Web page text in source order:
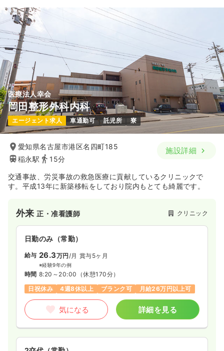
医療法人幸会
岡田整形外科内科
エージェント求人 車通勤可 託児所 寮
愛知県名古屋市港区名四町185
稲永駅
15分
施設詳細
交通事故、労災事故の救急医療に貢献しているクリニックで
す。平成13年に新築移転をしており院内もとても綺麗です。
外来正・准看護師 クリニック
日勤のみ（常勤）
給与 26.3万円/月 賞与5ヶ月
※経験9年の例
時間 8:20～20:00 （休憩170分）
日祝休み
4週8休以上 ブランク可 月給26万円以上可
気になる 詳細を見る